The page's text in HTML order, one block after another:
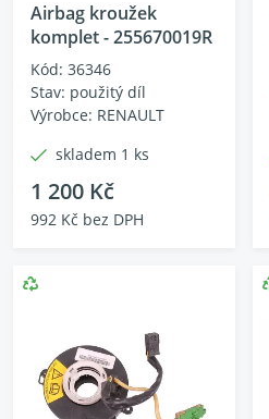
Airbag kroužek
komplet - 255670019R
Kód: 36346
Stav: použitý díl
Výrobce: RENAULT
skladem 1 ks
1 200 Kč
992 Kč bez DPH